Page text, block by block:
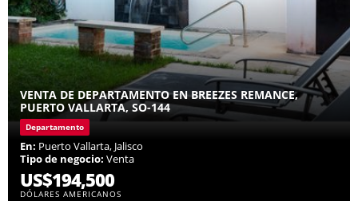
VENTA DE DEPARTAMENTO EN BREEZES REMANCE,
PUERTO VALLARTA, SO-144
Departamento
En: Puerto Vallarta, Jalisco
Tipo de negocio: Venta
US$194,500
DÓLARES AMERICANOS